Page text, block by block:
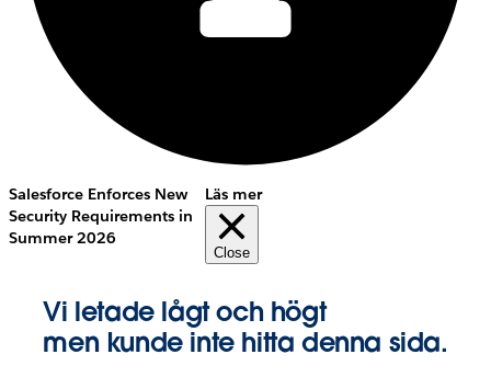
Salesforce Enforces New
Security Requirements in
Summer 2026
Läs mer
Close
Vi letade lågt och högt
men kunde inte hitta denna sida.